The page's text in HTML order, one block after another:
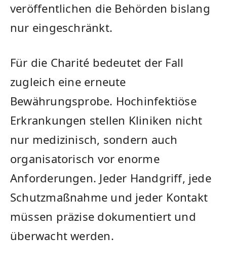
veröffentlichen die Behörden bislang
nur eingeschränkt.
Für die Charité bedeutet der Fall
zugleich eine erneute
Bewährungsprobe. Hochinfektiöse
Erkrankungen stellen Kliniken nicht
nur medizinisch, sondern auch
organisatorisch vor enorme
Anforderungen. Jeder Handgriff, jede
Schutzmaßnahme und jeder Kontakt
müssen präzise dokumentiert und
überwacht werden.